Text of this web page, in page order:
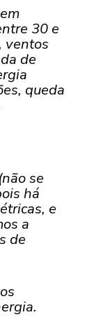
30 e
ventos
de
queda
se
há
e
a
de